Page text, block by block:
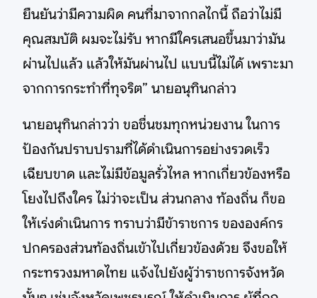
ยืนยันว่ามีความผิด คนที่มาจากกลไกนี้ ถือว่าไม่มี
คุณสมบัติ ผมจะไม่รับ หากมีใครเสนอขึ้นมาว่ามัน
ผ่านไปแล้ว แล้วให้มันผ่านไป แบบนี้ไม่ได้ เพราะมา
จากการกระทำที่ทุจริต” นายอนุทินกล่าว
นายอนุทินกล่าวว่า ขอชื่นชมทุกหน่วยงาน ในการ
ป้องกันปราบปรามที่ได้ดำเนินการอย่างรวดเร็ว
เฉียบขาด และไม่มีข้อมูลรั่วไหล หากเกี่ยวข้องหรือ
โยงไปถึงใคร ไม่ว่าจะเป็น ส่วนกลาง ท้องถิ่น ก็ขอ
ให้เร่งดำเนินการ ทราบว่ามีข้าราชการ ขององค์กร
ปกครองส่วนท้องถิ่นเข้าไปเกี่ยวข้องด้วย จึงขอให้
กระทรวงมหาดไทย แจ้งไปยังผู้ว่าราชการจังหวัด